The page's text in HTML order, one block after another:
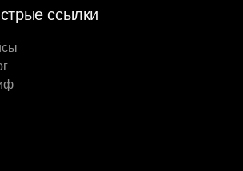
ссылки